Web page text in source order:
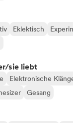
Eklektisch
sie liebt
Elektronische
Gesang